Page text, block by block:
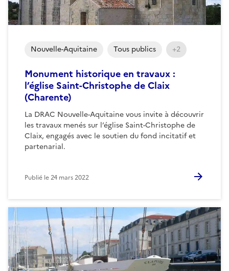
Monument historique en travaux :
l’église Saint-Christophe de Claix
(Charente)
La DRAC Nouvelle-Aquitaine vous invite à découvrir
les travaux menés sur l’église Saint-Christophe de
Claix, engagés avec le soutien du fond incitatif et
partenarial.
Nouvelle-Aquitaine Tous publics +2
Publié le24 mars 2022